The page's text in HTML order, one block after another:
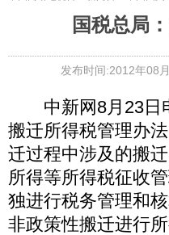
国税总局
发布时间:2012年08
中新网8月23日电
搬迁所得税管理办
迁过程中涉及的搬
所得等所得税征收
独进行税务管理和
非政策性搬迁进行